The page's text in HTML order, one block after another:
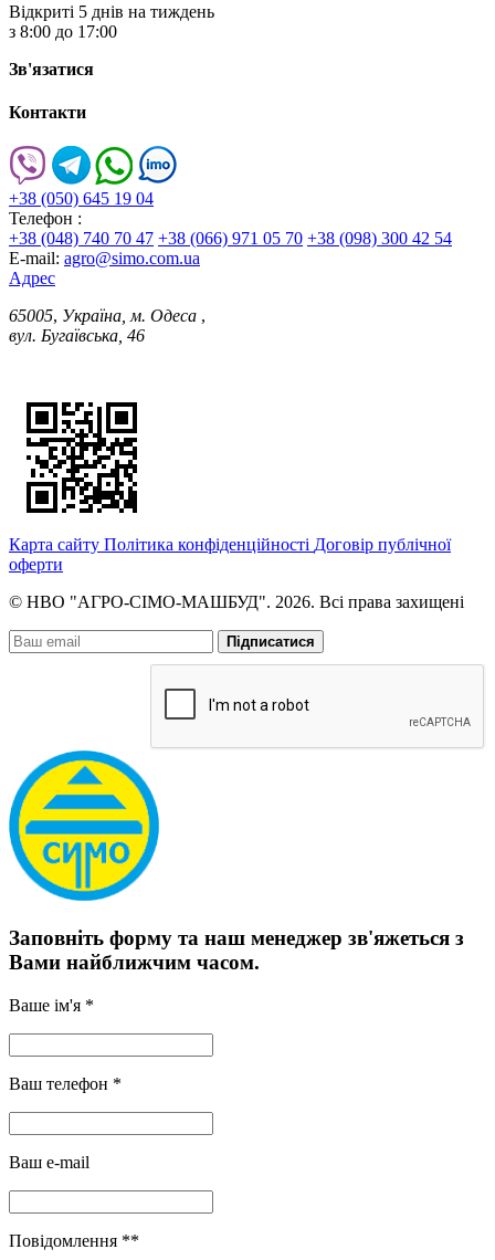
Відкриті 5 днів на тиждень
з 8:00 до 17:00
Зв'язатися
Контакти
+38 (050) 645 19 04
Телефон :
+38 (048) 740 70 47 +38 (066) 971 05 70 +38 (098) 300 42 54
E-mail: agro@simo.com.ua
Адрес
65005, Україна, м. Одеса ,
вул. Бугаївська, 46
Карта сайту Політика конфіденційності Договір публічної
оферти
© НВО "АГРО-СІМО-МАШБУД". 2026. Всі права захищені
Підписатися
Заповніть форму та наш менеджер зв'яжеться з
Вами найближчим часом.
Ваше ім'я *
Ваш телефон *
Ваш e-mail
Повідомлення **